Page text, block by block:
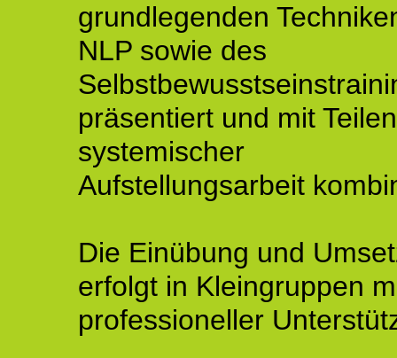
grundlegenden
NLP sowie des
präsentiert und mit Teilen
systemischer
Aufstellungsarbeit
Die Einübung und
erfolgt in Kleingruppen
professioneller